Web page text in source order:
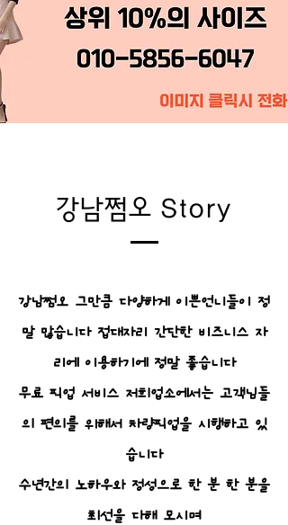
강남쩜오 Story
강남쩜오 그만큼 다양하게 이쁜언니들이 정
말 많습니다 접대자리 간단한 비즈니스 자
리에 이용하기에 정말 좋습니다
무료 픽업 서비스 저희업소에서는 고객님들
의 편의를 위해서 차량픽업을 시행하고 있
습니다
수년간의 노하우와 정성으로 한 분 한 분을
최선을 다해 모시며